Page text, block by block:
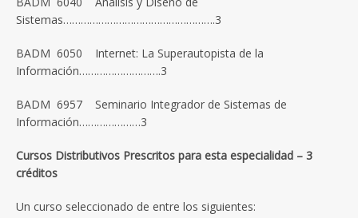
Sistemas…………………………………………….3
BADM 6050 Internet: La Superautopista de la
Información……………………….3
BADM 6957 Seminario Integrador de Sistemas de
Información…………………3
Cursos Distributivos Prescritos para esta especialidad – 3
créditos
Un curso seleccionado de entre los siguientes: